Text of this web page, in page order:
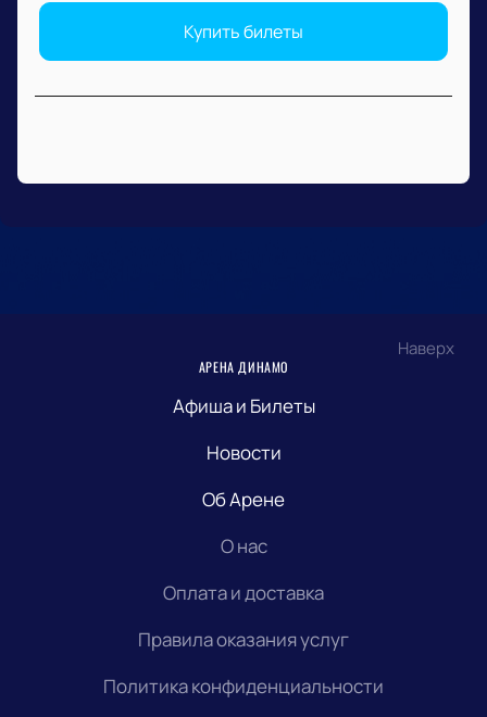
Купить билеты
Наверх
АРЕНА ДИНАМО
Афиша и Билеты
Новости
Об Арене
О нас
Оплата и доставка
Правила оказания услуг
Политика конфиденциальности